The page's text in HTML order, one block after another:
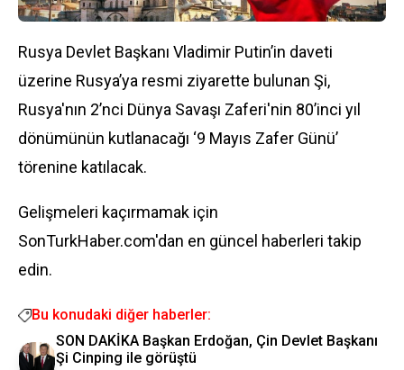
Rusya Devlet Başkanı Vladimir Putin’in daveti
üzerine Rusya’ya resmi ziyarette bulunan Şi,
Rusya'nın 2’nci Dünya Savaşı Zaferi'nin 80’inci yıl
dönümünün kutlanacağı ‘9 Mayıs Zafer Günü’
törenine katılacak.
Gelişmeleri kaçırmamak için
SonTurkHaber.com'dan en güncel haberleri takip
edin.
Bu konudaki diğer haberler:
SON DAKİKA Başkan Erdoğan, Çin Devlet Başkanı
Şi Cinping ile görüştü